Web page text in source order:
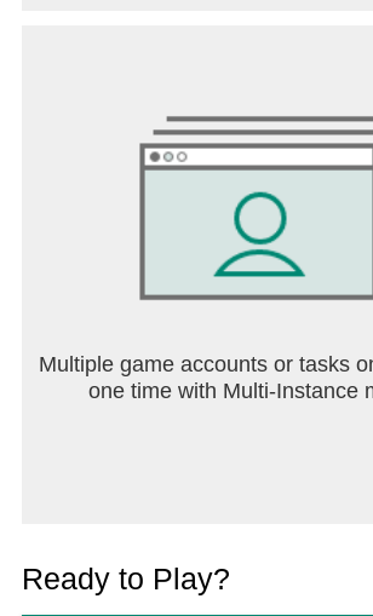
Multiple game accounts or tasks
one time with Multi-Instance
Ready to Play?